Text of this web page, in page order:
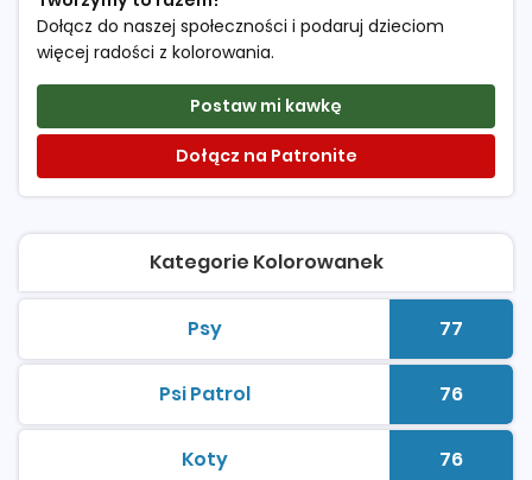
Dołącz do naszej społeczności i podaruj dzieciom
więcej radości z kolorowania.
Postaw mi kawkę
Dołącz na Patronite
Kategorie Kolorowanek
Psy
kolorowanki do druku Liczba
77
Psi Patrolkolorowanki do druku Liczba
76
Koty
kolorowanki do druku Liczba
76